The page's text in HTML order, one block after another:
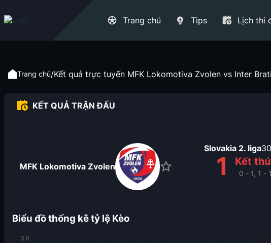
Trang chủ Tips Lịch thi
Trang chủ/Kết quả trực tuyến MFK Lokomotiva Zvolen vs Inter
KẾT QUẢ TRẬN ĐẤU
Slovakia 2. liga
MFK Lokomotiva Zvolen
1 Kết
0 - 1, 1 - 1
Biểu đồ thống kê tỷ lệ Kèo